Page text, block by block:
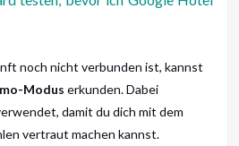
noch nicht verbunden ist, kannst
Modus erkunden. Dabei
damit du dich mit dem
vertraut machen kannst.